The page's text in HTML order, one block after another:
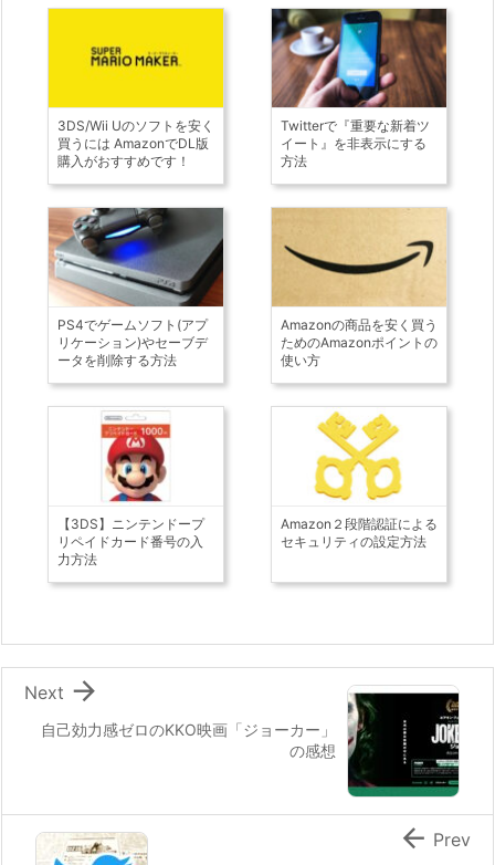
3DS/Wii Uのソフトを安く
買うには AmazonでDL版
購入がおすすめです！
Twitterで『重要な新着ツ
イート』を非表示にする
方法
PS4でゲームソフト(アプ
リケーション)やセーブデ
ータを削除する方法
Amazonの商品を安く買う
ためのAmazonポイントの
使い方
【3DS】ニンテンドープ
リペイドカード番号の入
力方法
Amazon２段階認証による
セキュリティの設定方法
自己効力感ゼロのKKO映画「ジョーカー」
の感想

Next
 Prev